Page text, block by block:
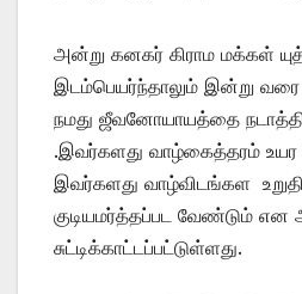
அன்று கனகர் கிராம மக்கள்
இடம்பெயர்ந்தாலும் இன்று வரை
நமது ஜீவனோயாயத்தை
.இவர்களது வாழ்கைத்தரம்
இவர்களது வாழ்விடங்கள
குடியமர்த்தப்பட வேண்டும்
சுட்டிக்காட்டப்பட்டுள்ளது.